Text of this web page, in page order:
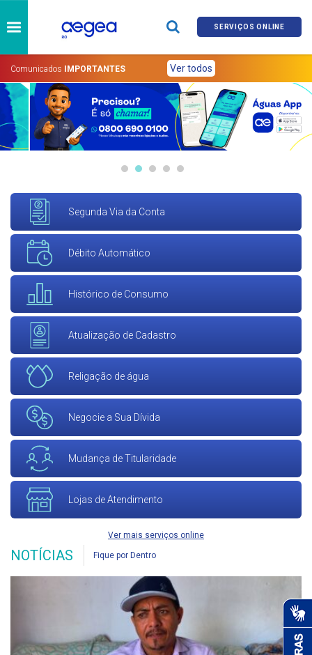
SERVIÇOS ONLINE
Comunicados IMPORTANTES Ver todos
Segunda Via da Conta
Débito Automático
Histórico de Consumo
Atualização de Cadastro
Religação de água
Negocie a Sua Dívida
Mudança de Titularidade
Lojas de Atendimento
Ver mais serviços online
NOTÍCIAS Fique por Dentro